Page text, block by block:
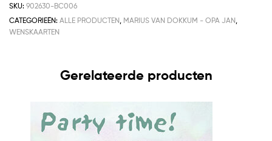
SKU: 902630-BC006
CATEGORIEËN: ALLE PRODUCTEN MARIUS VAN DOKKUM - OPA JAN
WENSKAARTEN
Gerelateerde producten